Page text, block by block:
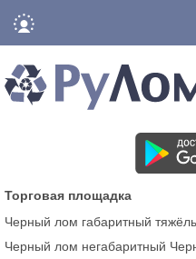
Торговая площадка
Черный лом габаритный
Черный лом негабаритный